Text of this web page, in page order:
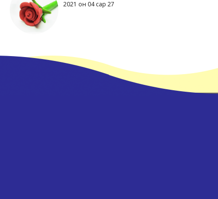
2021 он 04 сар 27